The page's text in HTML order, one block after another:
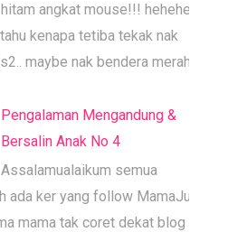
hitam angkat mouse!!! heheheh
kenapa tetiba tekak nak
maybe nak bendera merah b...
Pengalaman Mengandung &
Bersalin Anak No 4
Assalamualaikum semua
ada ker yang follow MamaJue ni
mama tak coret dekat blog ni.